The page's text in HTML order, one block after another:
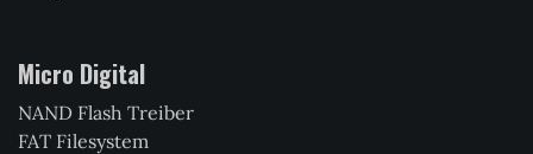
Micro Digital
NAND Flash Treiber
FAT Filesystem